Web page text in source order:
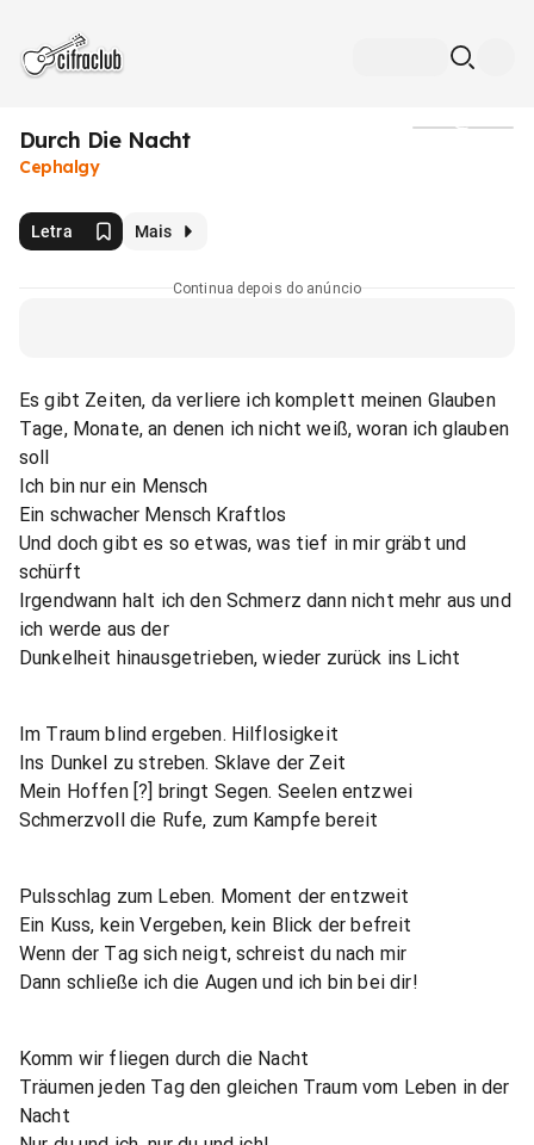
Durch Die Nacht
Cephalgy
Letra Mais
Continua depois do anúncio
Es gibt Zeiten, da verliere ich komplett meinen Glauben
Tage, Monate, an denen ich nicht weiß, woran ich glauben
soll
Ich bin nur ein Mensch
Ein schwacher Mensch Kraftlos
Und doch gibt es so etwas, was tief in mir gräbt und
schürft
Irgendwann halt ich den Schmerz dann nicht mehr aus und
ich werde aus der
Dunkelheit hinausgetrieben, wieder zurück ins Licht
Im Traum blind ergeben. Hilflosigkeit
Ins Dunkel zu streben. Sklave der Zeit
Mein Hoffen [?] bringt Segen. Seelen entzwei
Schmerzvoll die Rufe, zum Kampfe bereit
Pulsschlag zum Leben. Moment der entzweit
Ein Kuss, kein Vergeben, kein Blick der befreit
Wenn der Tag sich neigt, schreist du nach mir
Dann schließe ich die Augen und ich bin bei dir!
Komm wir fliegen durch die Nacht
Träumen jeden Tag den gleichen Traum vom Leben in der
Nacht